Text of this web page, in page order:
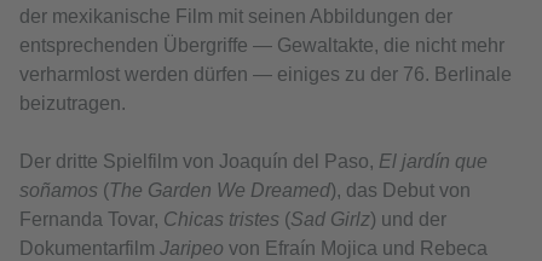
der mexikanische Film mit seinen Abbildungen der
entsprechenden Übergriffe — Gewaltakte, die nicht mehr
verharmlost werden dürfen — einiges zu der 76. Berlinale
beizutragen.
Der dritte Spielfilm von Joaquín del Paso, El jardín que
soñamos (The Garden We Dreamed), das Debut von
Fernanda Tovar, Chicas tristes (Sad Girlz) und der
Dokumentarfilm Jaripeo von Efraín Mojica und Rebeca